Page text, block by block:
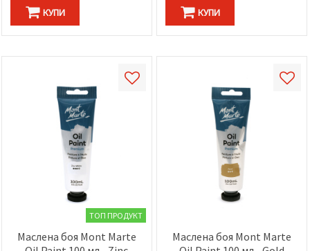
КУПИ КУПИ
ТОП ПРОДУКТ
Маслена боя Mont Marte
Маслена боя Mont Marte